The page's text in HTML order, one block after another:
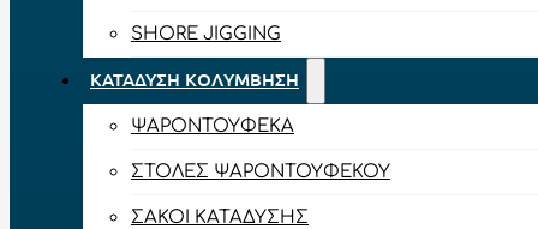
SHORE JIGGING
ΚΑΤΆΔΥΣΗ ΚΟΛΎΜΒΗΣΗ
ΨΑΡΟΝΤΟΎΦΕΚΑ
ΣΤΟΛΈΣ ΨΑΡΟΝΤΟΎΦΕΚΟΥ
ΣΆΚΟΙ ΚΑΤΆΔΥΣΗΣ